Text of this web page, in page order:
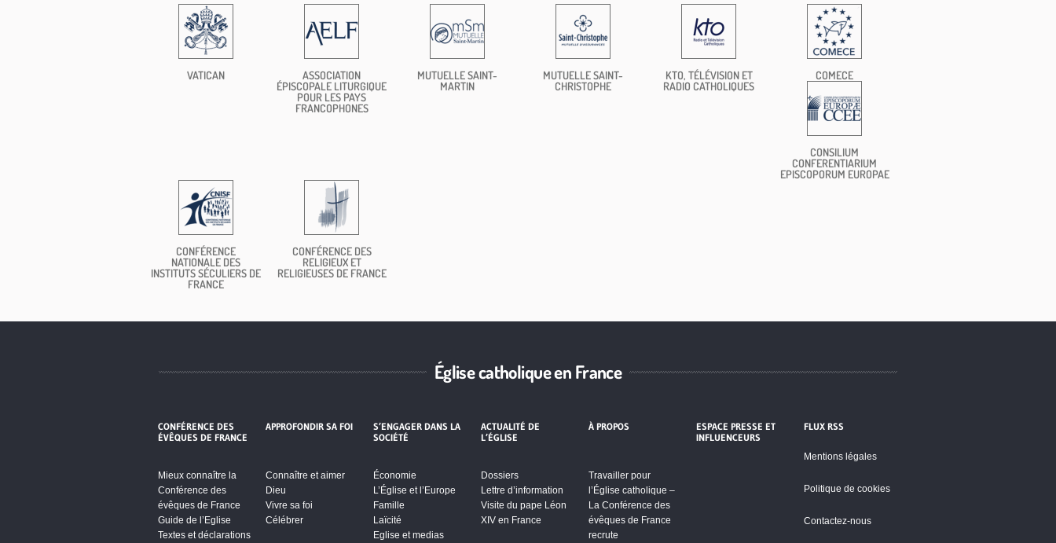
VATICAN
ASSOCIATION
ÉPISCOPALE LITURGIQUE
POUR LES PAYS
FRANCOPHONES
MUTUELLE SAINT-
MARTIN
MUTUELLE SAINT-
CHRISTOPHE
KTO, TÉLÉVISION ET
RADIO CATHOLIQUES
COMECE
CONSILIUM
CONFERENTIARIUM
EPISCOPORUM EUROPAE
CONFÉRENCE
NATIONALE DES
INSTITUTS SÉCULIERS DE
FRANCE
CONFÉRENCE DES
RELIGIEUX ET
RELIGIEUSES DE FRANCE
Église catholique en France
CONFÉRENCE DES
ÉVÊQUES DE FRANCE
Mieux connaître la
Conférence des
évêques de France
Guide de l’Eglise
Textes et déclarations
APPROFONDIR SA FOI
Connaître et aimer
Dieu
Vivre sa foi
Célébrer
S’ENGAGER DANS LA
SOCIÉTÉ
Économie
L’Église et l’Europe
Famille
Laïcité
Eglise et medias
ACTUALITÉ DE
L’ÉGLISE
Dossiers
Lettre d’information
Visite du pape Léon
XIV en France
À PROPOS
Travailler pour
l’Église catholique –
La Conférence des
évêques de France
recrute
ESPACE PRESSE ET
INFLUENCEURS
FLUX RSS
Mentions légales
Politique de cookies
Contactez-nous